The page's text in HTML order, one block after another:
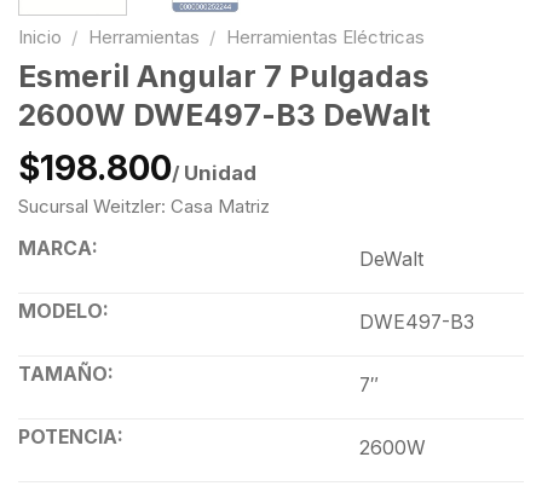
Inicio / Herramientas / Herramientas Eléctricas
Esmeril Angular 7 Pulgadas
2600W DWE497-B3 DeWalt
$198.800/ Unidad
Sucursal Weitzler: Casa Matriz
MARCA:
DeWalt
MODELO:
DWE497-B3
TAMAÑO:
7″
POTENCIA:
2600W